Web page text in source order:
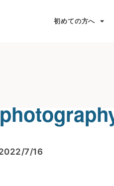
初めての方へ
7/16